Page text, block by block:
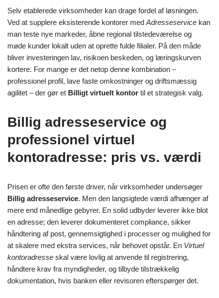
Selv etablerede virksomheder kan drage fordel af løsningen.
Ved at supplere eksisterende kontorer med Adresseservice kan
man teste nye markeder, åbne regional tilstedeværelse og
møde kunder lokalt uden at oprette fulde filialer. På den måde
bliver investeringen lav, risikoen beskeden, og læringskurven
kortere. For mange er det netop denne kombination –
professionel profil, lave faste omkostninger og driftsmæssig
agilitet – der gør et Billigt virtuelt kontor til et strategisk valg.
Billig adresseservice og
professionel virtuel
kontoradresse: pris vs. værdi
Prisen er ofte den første driver, når virksomheder undersøger
Billig adresseservice. Men den langsigtede værdi afhænger af
mere end månedlige gebyrer. En solid udbyder leverer ikke blot
en adresse; den leverer dokumenteret compliance, sikker
håndtering af post, gennemsigtighed i processer og mulighed for
at skalere med ekstra services, når behovet opstår. En Virtuel
kontoradresse skal være lovlig at anvende til registrering,
håndtere krav fra myndigheder, og tilbyde tilstrækkelig
dokumentation, hvis banken eller revisoren efterspørger det.